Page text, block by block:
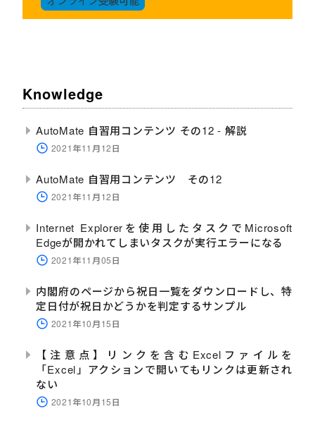
Knowledge
AutoMate 自習用コンテンツ その12 - 解説
2021年11月12日
AutoMate 自習用コンテンツ その12
2021年11月12日
Internet Explorerを使用したタスクでMicrosoft
Edgeが開かれてしまいタスクが実行エラーになる
2021年11月05日
内閣府のページから祝日一覧をダウンロードし、特
定日付が祝日かどうかを判定するサンプル
2021年10月15日
【注意点】リンクを含むExcelファイルを
「Excel」アクションで開いてもリンクは更新され
ない
2021年10月15日